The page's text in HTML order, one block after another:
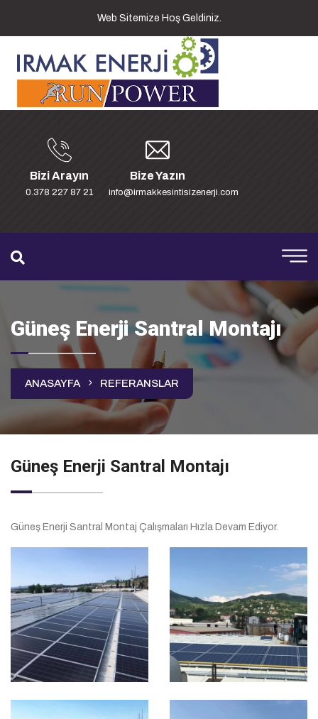
Web Sitemize Hoş Geldiniz.
Bizi Arayın
0.378 227 87 21
Bize Yazın
info@irmakkesintisizenerji.com
Güneş Enerji Santral Montajı
ANASAYFA REFERANSLAR
Güneş Enerji Santral Montajı
Güneş Enerji Santral Montaj Çalışmaları Hızla Devam Ediyor.